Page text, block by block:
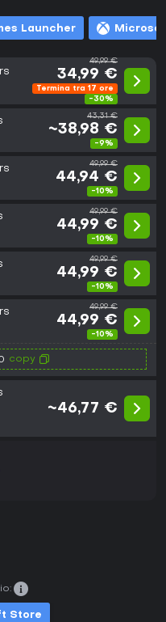
Launcher
49,99 €
34,99 €
Termina tra 17 ore
-30%
43,31 €
~38,98 €
-9%
49,99 €
44,94 €
-10%
49,99 €
44,99 €
-10%
49,99 €
44,99 €
-10%
49,99 €
44,99 €
-10%
copy
~46,77 €
Store